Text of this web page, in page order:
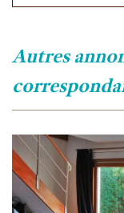
autres annonces immobilières